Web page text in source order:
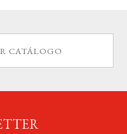
CATÁLOGO